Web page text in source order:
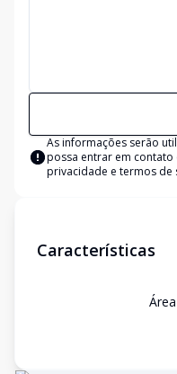
As informações serão
possa entrar em
privacidade e termos de
Características